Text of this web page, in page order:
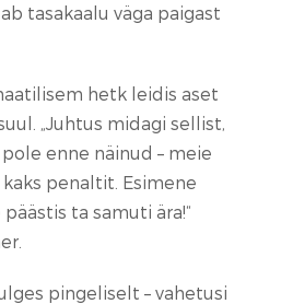
tasakaalu väga paigast
hetk leidis aset
„Juhtus midagi sellist,
enne näinud – meie
penaltit. Esimene
ta samuti ära!“
pingeliselt – vahetusi